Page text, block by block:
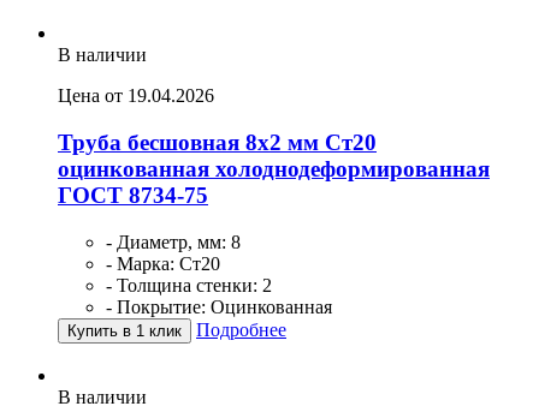
В наличии
Цена от 19.04.2026
Труба бесшовная 8х2 мм Ст20
оцинкованная холоднодеформированная
ГОСТ 8734-75
- Диаметр, мм: 8
- Марка: Ст20
- Толщина стенки: 2
- Покрытие: Оцинкованная
Купить в 1 клик Подробнее
В наличии